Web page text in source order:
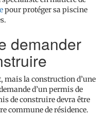
pour protéger sa piscine
demander
mais la construction d’une
d’un permis de
de construire devra être
commune de résidence.